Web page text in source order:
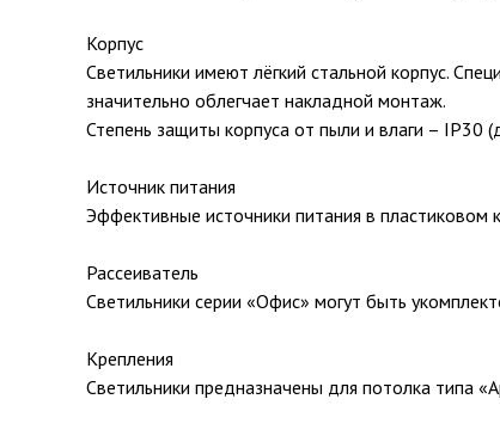
Корпус
Светильники имеют лёгкий стальной корпус.
значительно облегчает накладной монтаж.
Степень защиты корпуса от пыли и влаги –
Источник питания
Эффективные источники питания в пластиковом
Рассеиватель
Светильники серии «Офис» могут быть
Крепления
Светильники предназначены для потолка типа